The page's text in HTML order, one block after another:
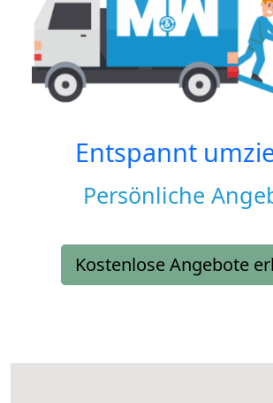
Entspannt
Persönliche
Kostenlose Angebote